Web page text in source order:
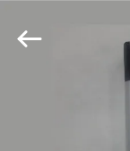
Technology
Co,.Ltd.